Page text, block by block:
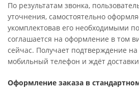
По результатам звонка,
уточнения, самостоятельно
укомплектовав его необходимыми
соглашается на оформление в том
сейчас. Получает подтверждение
мобильный телефон и ждёт
Оформление заказа в